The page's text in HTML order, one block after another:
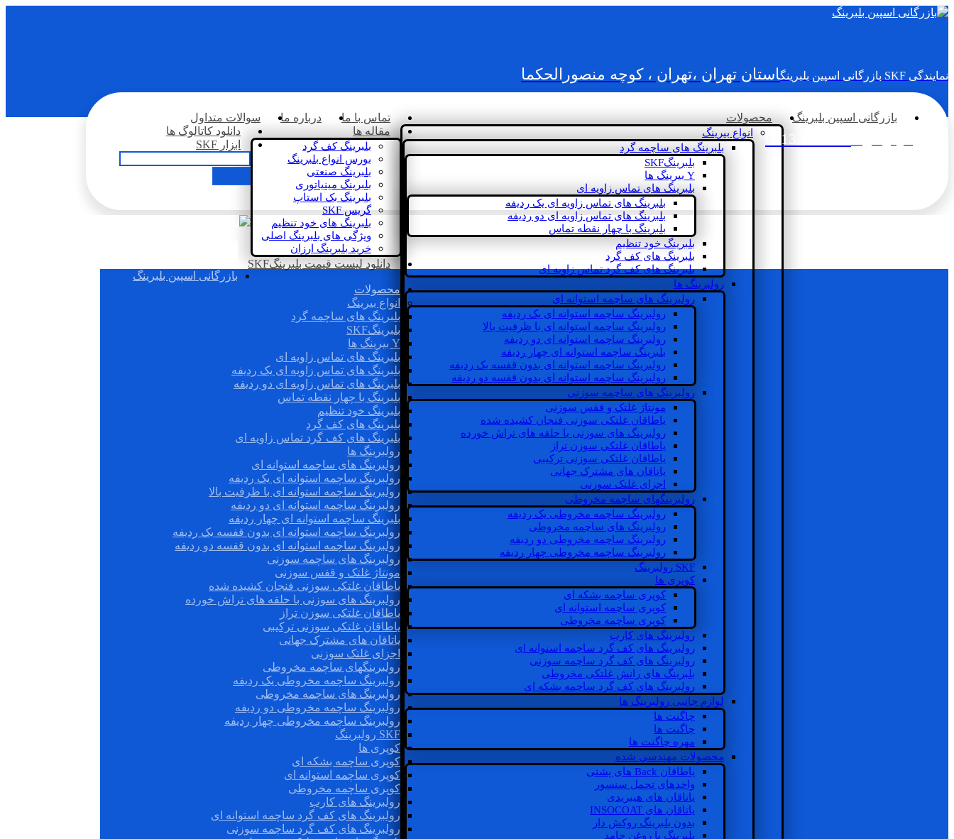
نمایندگی SKF بازرگانی اسپین بلبرینگ استان تهران ،تهران ، کوچه منصورالحکما
02133936833
بازرگانی اسپین بلبرینگ محصولات
انواع بیرینگ
بلبرینگ های ساچمه گرد
بلبرینگSKF
Y بیرینگ ها
بلبرینگ های تماس زاویه ای
بلبرینگ های تماس زاویه ای یک ردیفه
بلبرینگ های تماس زاویه ای دو ردیفه
بلبرینگ با چهار نقطه تماس
بلبرینگ خود تنظیم
بلبرینگ های کف گرد
بلبرینگ های کف گرد تماس زاویه ای
رولبرینگ ها
رولبرینگ های ساچمه استوانه ای
رولبرینگ ساچمه استوانه ای یک ردیفه
رولبرینگ ساچمه استوانه ای با ظرفیت بالا
رولبرینگ ساچمه استوانه ای دو ردیفه
بلبرینگ ساچمه استوانه ای چهار ردیفه
رولبرینگ ساچمه استوانه ای بدون قفسه یک ردیفه
رولبرینگ ساچمه استوانه ای بدون قفسه دو ردیفه
رولبرینگ های ساچمه سوزنی
مونتاژ غلتک و قفس سوزنی
یاطاقان غلتکی سوزنی فنجان کشیده شده
رولبرینگ های سوزنی با حلقه های تراش خورده
یاطاقان غلتکی سوزن تراز
یاطاقان غلتکی سوزنی ترکیبی
یاتاقان های مشترک جهانی
اجزای غلتک سوزنی
رولبرینگهای ساچمه مخروطی
رولبرینگ ساچمه مخروطی یک ردیفه
رولبرینگ های ساچمه مخروطی
رولبرینگ ساچمه مخروطی دو ردیفه
رولبرینگ ساچمه مخروطی چهار ردیفه
SKF رولبرینگ
کوپری ها
کوپری ساچمه بشکه ای
کوپری ساچمه استوانه ای
کوپری ساچمه مخروطی
رولبرینگ های کارب
رولبرینگ های کف گرد ساچمه استوانه ای
رولبرینگ های کف گرد ساچمه سوزنی
بلبرینگ های رانش غلتکی مخروطی
رولبرینگ های کف گرد ساچمه بشکه ای
لوازم جانبی رولبرینگ ها
چاگنت ها
چاگنت ها
مهره چاگنت ها
محصولات مهندسی شده
یاطاقان Back های پشتی
واحدهای تحمل سنسور
یاتاقان های هیبریدی
یاتاقان های INSOCOAT
بدون بلبرینگ روکش دار
بلبرینگ با روغن جامد
تماس با ما درباره ما
سوالات متداول
مقاله ها
بلبرینگ کف گرد
بورس انواع بلبرینگ
بلبرینگ صنعتی
بلبرینگ مینیاتوری
بلبرینگ بک استاپ
گریس SKF
بلبرینگ های خود تنظیم
ویژگی های بلبرینگ اصلی
خرید بلبرینگ ارزان
دانلود کاتالوگ ها
ابزار SKF
دانلود لیست قیمت بلبرینگSKF
بازرگانی اسپین بلبرینگ
محصولات
انواع بیرینگ
بلبرینگ های ساچمه گرد
بلبرینگSKF
Y بیرینگ ها
بلبرینگ های تماس زاویه ای
بلبرینگ های تماس زاویه ای یک ردیفه
بلبرینگ های تماس زاویه ای دو ردیفه
بلبرینگ با چهار نقطه تماس
بلبرینگ خود تنظیم
بلبرینگ های کف گرد
بلبرینگ های کف گرد تماس زاویه ای
رولبرینگ ها
رولبرینگ های ساچمه استوانه ای
رولبرینگ ساچمه استوانه ای یک ردیفه
رولبرینگ ساچمه استوانه ای با ظرفیت بالا
رولبرینگ ساچمه استوانه ای دو ردیفه
بلبرینگ ساچمه استوانه ای چهار ردیفه
رولبرینگ ساچمه استوانه ای بدون قفسه یک ردیفه
رولبرینگ ساچمه استوانه ای بدون قفسه دو ردیفه
رولبرینگ های ساچمه سوزنی
مونتاژ غلتک و قفس سوزنی
یاطاقان غلتکی سوزنی فنجان کشیده شده
رولبرینگ های سوزنی با حلقه های تراش خورده
یاطاقان غلتکی سوزن تراز
یاطاقان غلتکی سوزنی ترکیبی
یاتاقان های مشترک جهانی
اجزای غلتک سوزنی
رولبرینگهای ساچمه مخروطی
رولبرینگ ساچمه مخروطی یک ردیفه
رولبرینگ های ساچمه مخروطی
رولبرینگ ساچمه مخروطی دو ردیفه
رولبرینگ ساچمه مخروطی چهار ردیفه
SKF رولبرینگ
کوپری ها
کوپری ساچمه بشکه ای
کوپری ساچمه استوانه ای
کوپری ساچمه مخروطی
رولبرینگ های کارب
رولبرینگ های کف گرد ساچمه استوانه ای
رولبرینگ های کف گرد ساچمه سوزنی